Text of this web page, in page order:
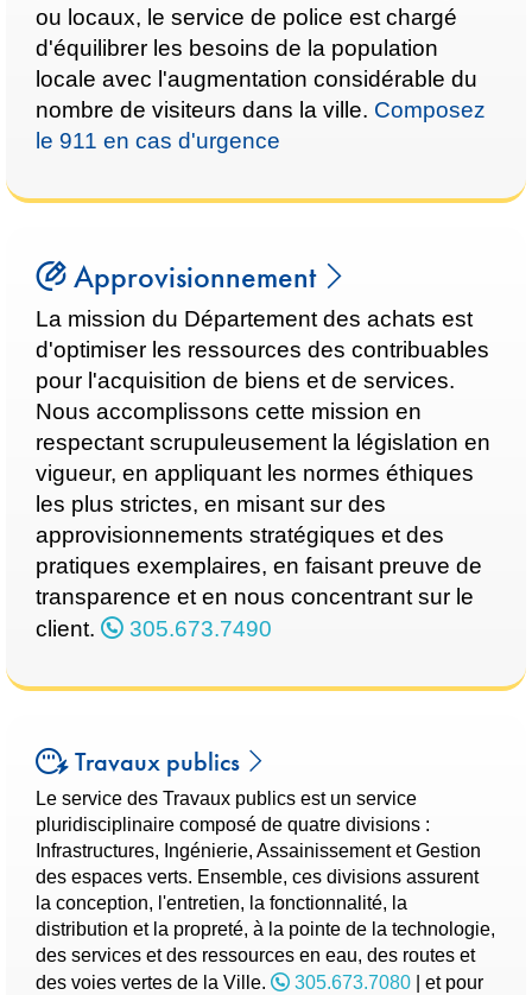
ou locaux, le service de police est chargé
d'équilibrer les besoins de la population
locale avec l'augmentation considérable du
nombre de visiteurs dans la ville. Composez
le 911 en cas d'urgence
Approvisionnement
La mission du Département des achats est
d'optimiser les ressources des contribuables
pour l'acquisition de biens et de services.
Nous accomplissons cette mission en
respectant scrupuleusement la législation en
vigueur, en appliquant les normes éthiques
les plus strictes, en misant sur des
approvisionnements stratégiques et des
pratiques exemplaires, en faisant preuve de
transparence et en nous concentrant sur le
client.
305.673.7490
Travaux publics
Le service des Travaux publics est un service
pluridisciplinaire composé de quatre divisions :
Infrastructures, Ingénierie, Assainissement et Gestion
des espaces verts. Ensemble, ces divisions assurent
la conception, l'entretien, la fonctionnalité, la
distribution et la propreté, à la pointe de la technologie,
des services et des ressources en eau, des routes et
des voies vertes de la Ville.
305.673.7080 | et pour